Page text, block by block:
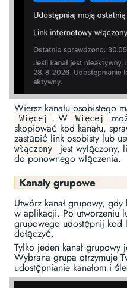
Wiersz kanału osobistego
Więcej . W Więcej
skopiować kod kanału,
zastąpić link osobisty lub
włączony
jest wyłączony,
do ponownego włączenia.
Kanały grupowe
Utwórz kanał grupowy,
w aplikacji. Po utworzeniu
grupowego udostępnij kod
dołączyć.
Tylko jeden kanał grupowy
Wybrana grupa otrzymuje
udostępnianie kanałom i